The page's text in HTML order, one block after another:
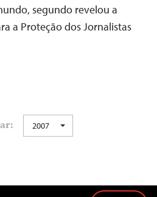
segundo revelou a
a Proteção dos Jornalistas
2007